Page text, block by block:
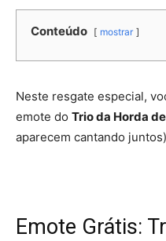
Conteúdo mostrar
Neste resgate especial,
emote do Trio da Horda
aparecem cantando
Emote Grátis: